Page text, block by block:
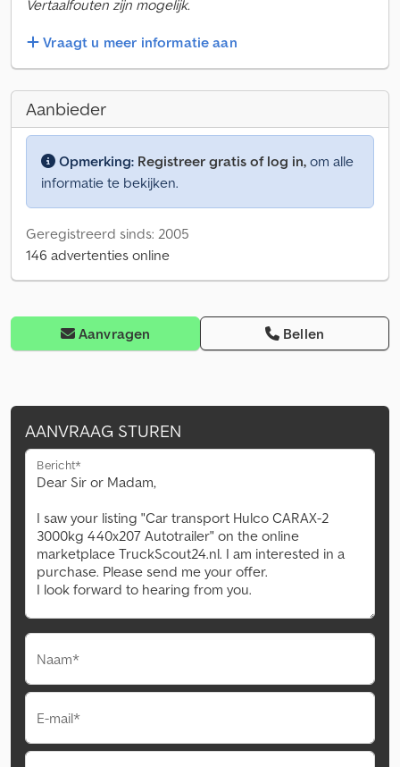
Vertaalfouten zijn mogelijk.
Vraagt u meer informatie aan
Aanbieder
Opmerking: Registreer gratis of log in, om alle
informatie te bekijken.
Geregistreerd sinds: 2005
146 advertenties online
Aanvragen Bellen
AANVRAAG STUREN
Bericht*
Naam*
E-mail*